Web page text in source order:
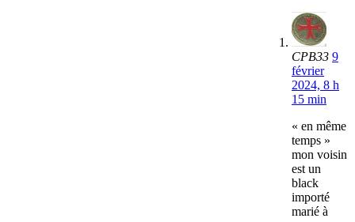
CPB33 9
février
2024, 8 h
15 min
« en même
temps »
mon voisin
est un
black
importé
marié à